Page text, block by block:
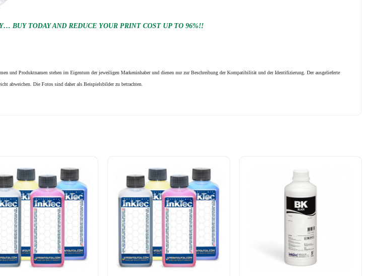
BUY TODAY AND REDUCE YOUR PRINT COST UP TO 96%!!
und Produktnamen stehen im Eigentum der jeweiligen Markeninhaber und dienen nur zur Beschreibung der Kompatibilität und der Identifizierung. Der ausgelieferte
abweichen. Die Fotos sind daher als Beispielsbilder zu betrachten.